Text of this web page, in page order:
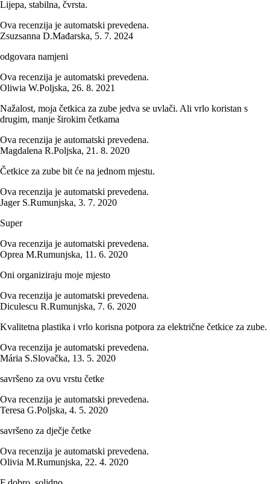
Lijepa, stabilna, čvrsta.
Ova recenzija je automatski prevedena.
Zsuzsanna D.Mađarska, 5. 7. 2024
odgovara namjeni
Ova recenzija je automatski prevedena.
Oliwia W.Poljska, 26. 8. 2021
Nažalost, moja četkica za zube jedva se uvlači. Ali vrlo koristan s
drugim, manje širokim četkama
Ova recenzija je automatski prevedena.
Magdalena R.Poljska, 21. 8. 2020
Četkice za zube bit će na jednom mjestu.
Ova recenzija je automatski prevedena.
Jager S.Rumunjska, 3. 7. 2020
Super
Ova recenzija je automatski prevedena.
Oprea M.Rumunjska, 11. 6. 2020
Oni organiziraju moje mjesto
Ova recenzija je automatski prevedena.
Diculescu R.Rumunjska, 7. 6. 2020
Kvalitetna plastika i vrlo korisna potpora za električne četkice za zube.
Ova recenzija je automatski prevedena.
Mária S.Slovačka, 13. 5. 2020
savršeno za ovu vrstu četke
Ova recenzija je automatski prevedena.
Teresa G.Poljska, 4. 5. 2020
savršeno za dječje četke
Ova recenzija je automatski prevedena.
Olivia M.Rumunjska, 22. 4. 2020